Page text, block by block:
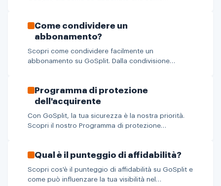
Come condividere un
abbonamento?
Scopri come condividere facilmente un
abbonamento su GoSplit. Dalla condivisione
Programma di protezione
dell'acquirente
Con GoSplit, la tua sicurezza è la nostra priorità.
Scopri il nostro Programma di protezione
con fiducia.
Qual è il punteggio di affidabilità?
Scopri cos'è il punteggio di affidabilità su GoSplit e
come può influenzare la tua visibilità nel